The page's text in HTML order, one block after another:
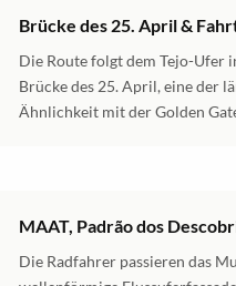
Brücke des 25. April &
Die Route folgt dem Tejo-Ufer
Brücke des 25. April, eine der
Ähnlichkeit mit der Golden
MAAT, Padrão dos
Die Radfahrer passieren das